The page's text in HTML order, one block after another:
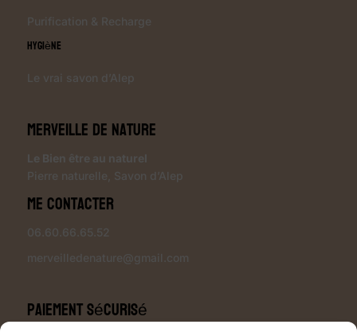
Purification & Recharge
Hygiène
Le vrai savon d’Alep
Merveille de Nature
Le Bien être au naturel
Pierre naturelle Savon d’Alep
Me contacter
06.60.66.65.52
merveilledenature@gmail.com
Paiement sécurisé